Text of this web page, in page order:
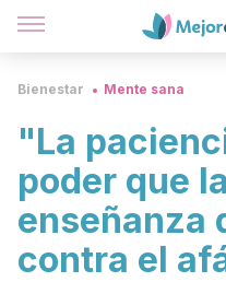
Bienestar Mente sana
"La
poder que
enseñanza
contra el